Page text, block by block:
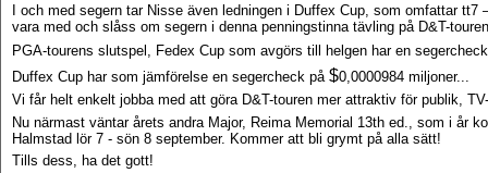
I och med segern tar Nisse även ledningen i Duffex Cup, som omfattar
vara med och slåss om segern i denna penningstinna tävling på D&T-
PGA-tourens slutspel, Fedex Cup som avgörs till helgen har en
Duffex Cup har som jämförelse en segercheck på $0,0000984 miljoner...
Vi får helt enkelt jobba med att göra D&T-touren mer attraktiv för publik,
Nu närmast väntar årets andra Major, Reima Memorial 13th ed., som i år
Halmstad lör 7 - sön 8 september. Kommer att bli grymt på alla sätt!
Tills dess, ha det gott!